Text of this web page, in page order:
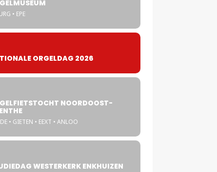
• EPE
ORGELDAG 2026
NOORDOOST-
• GIETEN • EEXT • ANLOO
WESTERKERK ENKHUIZEN